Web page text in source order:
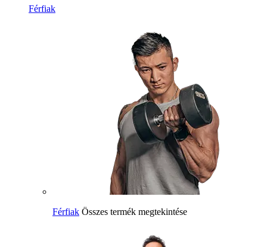
Férfiak
Férfiak Összes termék megtekintése